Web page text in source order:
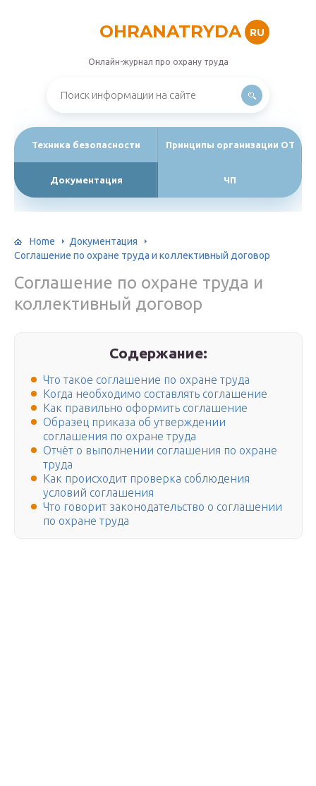
OHRANATRYDA RU
Онлайн-журнал про охрану труда
Техника безопасности Принципы организации ОТ
Документация ЧП
Home
Документация
Соглашение по охране труда и коллективный договор
Соглашение по охране труда и
коллективный договор
Содержание:
Что такое соглашение по охране труда
Когда необходимо составлять соглашение
Как правильно оформить соглашение
Образец приказа об утверждении
соглашения по охране труда
Отчёт о выполнении соглашения по охране
труда
Как происходит проверка соблюдения
условий соглашения
Что говорит законодательство о соглашении
по охране труда